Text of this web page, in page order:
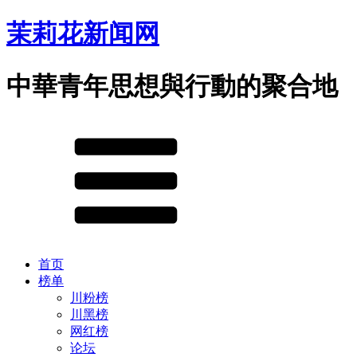
茉莉花新闻网
中華青年思想與行動的聚合地
首页
榜单
川粉榜
川黑榜
网红榜
论坛